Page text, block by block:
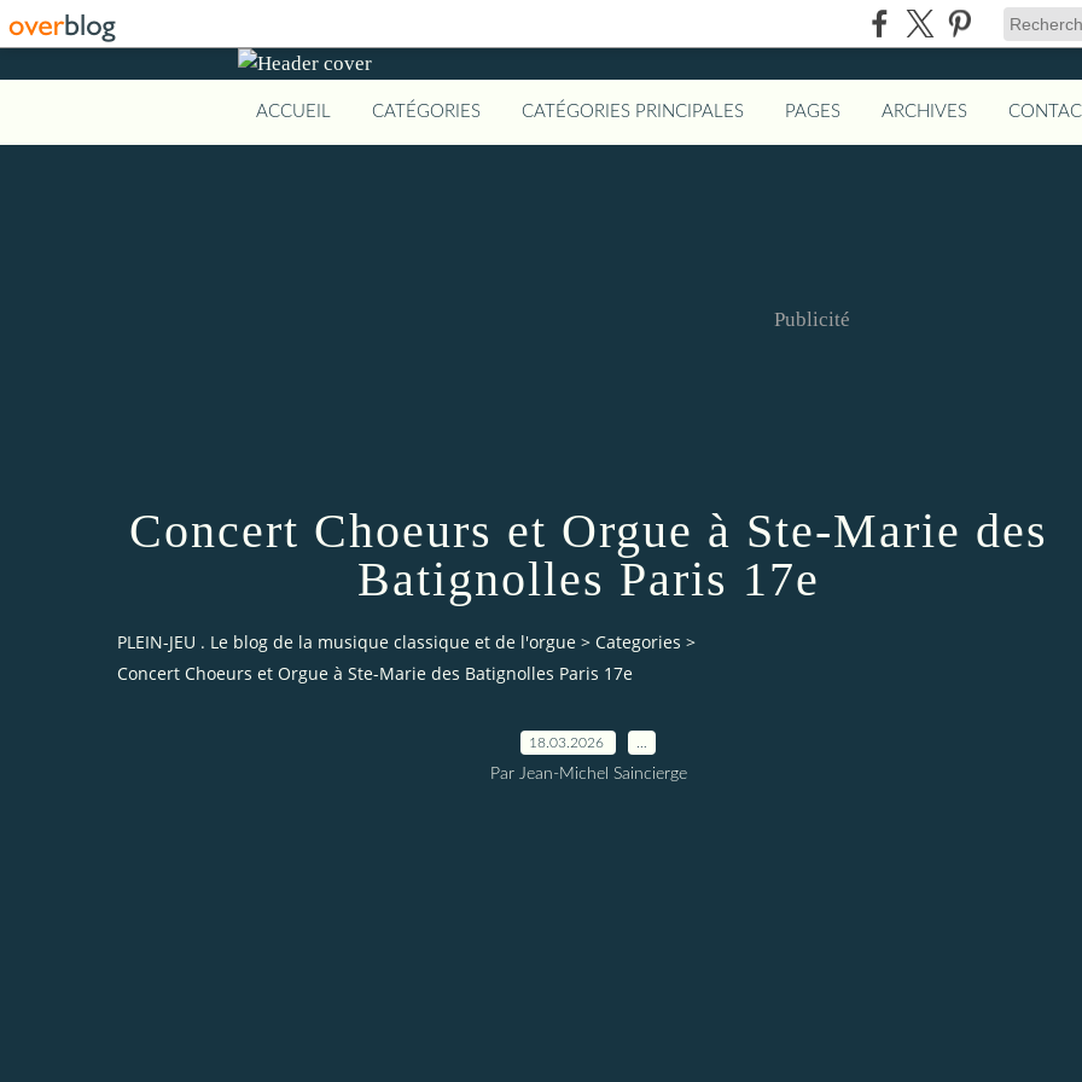
ACCUEIL CATÉGORIES CATÉGORIES PRINCIPALES PAGES ARCHIVES
Publicité
Concert Choeurs et Orgue à Ste-Marie des
Batignolles Paris 17e
PLEIN-JEU . Le blog de la musique classique et de l'orgue > Categories >
Concert Choeurs et Orgue à Ste-Marie des Batignolles Paris 17e
18.03.2026
Par Jean-Michel Saincierge